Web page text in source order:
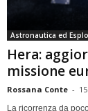
Astronautica ed
Hera:
missione
Rossana Conte -
La ricorrenza da